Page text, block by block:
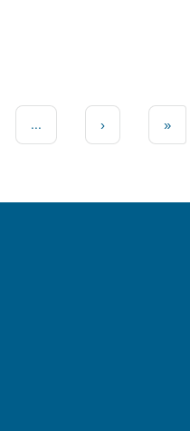
... › »